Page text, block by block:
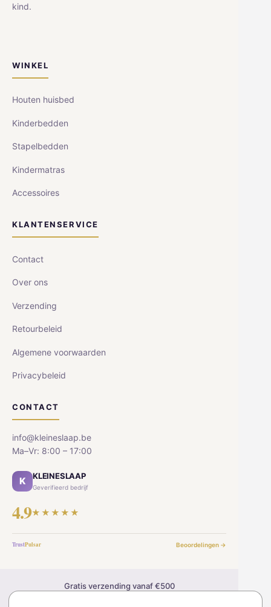
kind.
WINKEL
Houten huisbed
Kinderbedden
Stapelbedden
Kindermatras
Accessoires
KLANTENSERVICE
Contact
Over ons
Verzending
Retourbeleid
Algemene voorwaarden
Privacybeleid
CONTACT
info@kleineslaap.be
Ma–Vr: 8:00 – 17:00
K KLEINESLAAP
Geverifieerd bedrijf
4.9★★★★★
TrustPulsar Beoordelingen →
Gratis verzending vanaf €500